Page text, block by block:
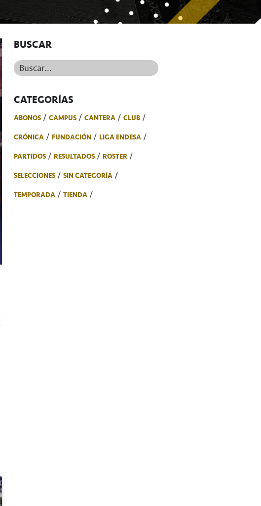
BUSCAR
Buscar...
CATEGORÍAS
ABONOS CAMPUS CANTERA
CLUB
CRÓNICA
FUNDACIÓN
LIGA ENDESA
PARTIDOS
RESULTADOS
ROSTER
SELECCIONES
SIN CATEGORÍA
TEMPORADA
TIENDA